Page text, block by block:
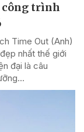
công trình
Time Out (Anh)
nhất thế giới
đại là câu